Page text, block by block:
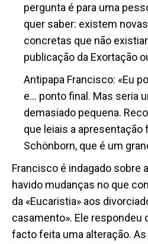
pergunta é para uma
quer saber: existem
concretas que não
publicação da Exortação
Antipapa Francisco: «Eu
e… ponto final. Mas seria
demasiado pequena.
que leiais a apresentação
Schönborn, que é um
Francisco é indagado sobre
havido mudanças no que
da «Eucaristia» aos
casamento». Ele respondeu
facto feita uma alteração.